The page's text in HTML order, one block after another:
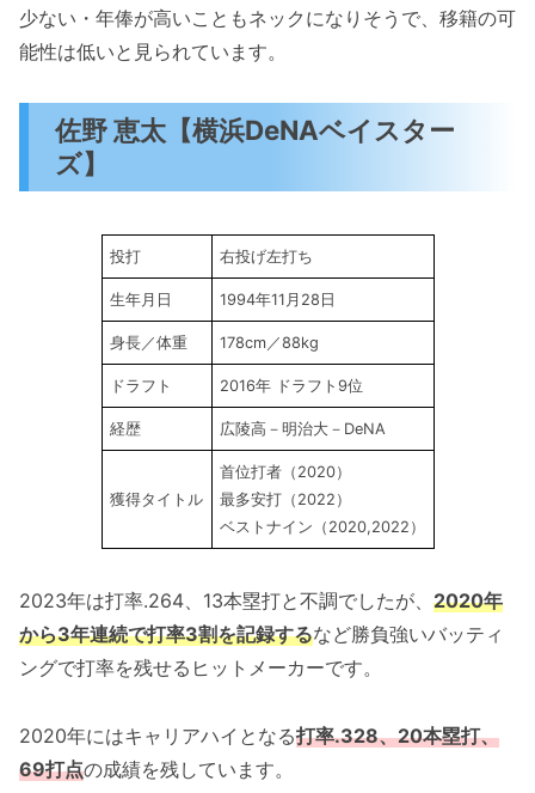
少ない・年俸が高いこともネックになりそうで、移籍の可
能性は低いと見られています。
佐野 恵太【横浜DeNAベイスター
ズ】
投打 右投げ左打ち
生年月日 1994年11月28日
身長／体重 178cm／88kg
ドラフト 2016年 ドラフト9位
経歴 広陵高－明治大－DeNA
獲得タイトル
首位打者（2020）
最多安打（2022）
ベストナイン（2020,2022）
2023年は打率.264、13本塁打と不調でしたが、 2020年
から3年連続で打率3割を記録するなど勝負強いバッティ
ングで打率を残せるヒットメーカーです。
2020年にはキャリアハイとなる打率.328、20本塁打、
69打点の成績を残しています。